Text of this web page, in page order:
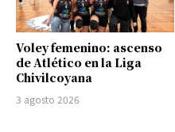
Voley femenino: ascenso
de Atlético en la Liga
Chivilcoyana
3 agosto 2026